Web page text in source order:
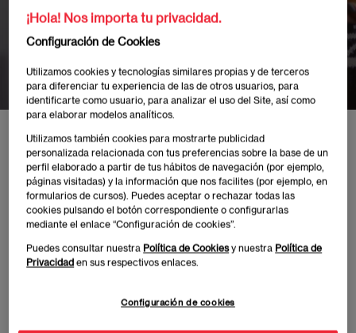
CHRISTMAS
JUMPER DAY
Inicio Eventos CHRISTMAS JUMPER DAY
Publicado: 05/12/2023|Actualizado:
días 13 y 15 de diciembre en los campus de Joaquín
¡Hola! Nos importa tu privacidad.
Configuración de Cookies
Utilizamos cookies y tecnologías similares propias y de terceros
para diferenciar tu experiencia de las de otros usuarios, para
identificarte como usuario, para analizar el uso del Site, así como
para elaborar modelos analíticos.
Utilizamos también cookies para mostrarte publicidad
personalizada relacionada con tus preferencias sobre la base de un
perfil elaborado a partir de tus hábitos de navegación (por ejemplo,
páginas visitadas) y la información que nos facilites (por ejemplo, en
formularios de cursos). Puedes aceptar o rechazar todas las
cookies pulsando el botón correspondiente o configurarlas
mediante el enlace “Configuración de cookies”.
Puedes consultar nuestra Política de Cookiesy nuestra Política de
Privacidad en sus respectivos enlaces.
Configuración de cookies